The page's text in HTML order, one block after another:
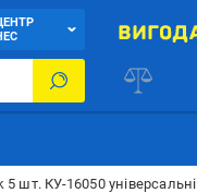
шт. КУ-16050 універсальні